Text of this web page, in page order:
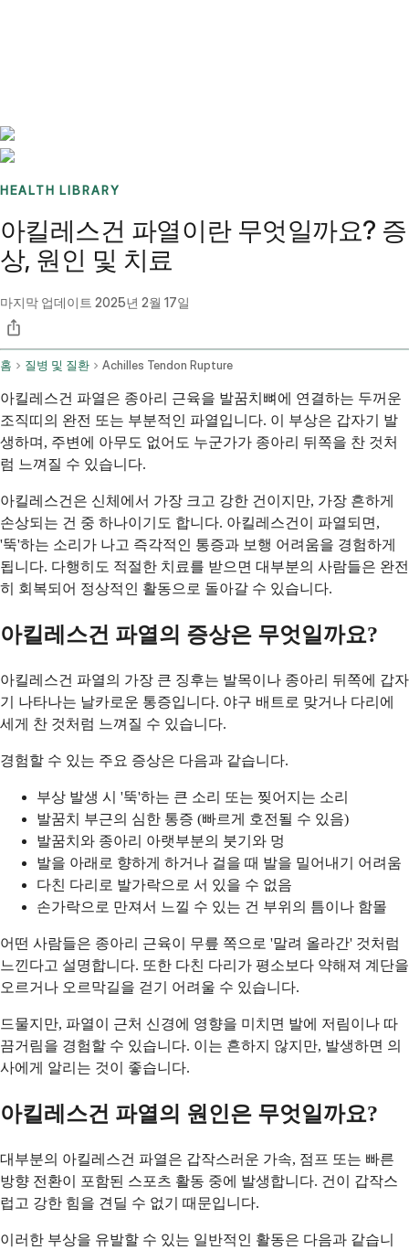
HEALTH LIBRARY
아킬레스건 파열이란 무엇일까요? 증
상, 원인 및 치료
마지막 업데이트 2025년 2월 17일
홈 질병 및 질환 Achilles Tendon Rupture
아킬레스건 파열은 종아리 근육을 발꿈치뼈에 연결하는 두꺼운
조직띠의 완전 또는 부분적인 파열입니다. 이 부상은 갑자기 발
생하며, 주변에 아무도 없어도 누군가가 종아리 뒤쪽을 찬 것처
럼 느껴질 수 있습니다.
아킬레스건은 신체에서 가장 크고 강한 건이지만, 가장 흔하게
손상되는 건 중 하나이기도 합니다. 아킬레스건이 파열되면,
'뚝'하는 소리가 나고 즉각적인 통증과 보행 어려움을 경험하게
됩니다. 다행히도 적절한 치료를 받으면 대부분의 사람들은 완전
히 회복되어 정상적인 활동으로 돌아갈 수 있습니다.
아킬레스건 파열의 증상은 무엇일까요?
아킬레스건 파열의 가장 큰 징후는 발목이나 종아리 뒤쪽에 갑자
기 나타나는 날카로운 통증입니다. 야구 배트로 맞거나 다리에
세게 찬 것처럼 느껴질 수 있습니다.
경험할 수 있는 주요 증상은 다음과 같습니다.
부상 발생 시 '뚝'하는 큰 소리 또는 찢어지는 소리
발꿈치 부근의 심한 통증 (빠르게 호전될 수 있음)
발꿈치와 종아리 아랫부분의 붓기와 멍
발을 아래로 향하게 하거나 걸을 때 발을 밀어내기 어려움
다친 다리로 발가락으로 서 있을 수 없음
손가락으로 만져서 느낄 수 있는 건 부위의 틈이나 함몰
어떤 사람들은 종아리 근육이 무릎 쪽으로 '말려 올라간' 것처럼
느낀다고 설명합니다. 또한 다친 다리가 평소보다 약해져 계단을
오르거나 오르막길을 걷기 어려울 수 있습니다.
드물지만, 파열이 근처 신경에 영향을 미치면 발에 저림이나 따
끔거림을 경험할 수 있습니다. 이는 흔하지 않지만, 발생하면 의
사에게 알리는 것이 좋습니다.
아킬레스건 파열의 원인은 무엇일까요?
대부분의 아킬레스건 파열은 갑작스러운 가속, 점프 또는 빠른
방향 전환이 포함된 스포츠 활동 중에 발생합니다. 건이 갑작스
럽고 강한 힘을 견딜 수 없기 때문입니다.
이러한 부상을 유발할 수 있는 일반적인 활동은 다음과 같습니